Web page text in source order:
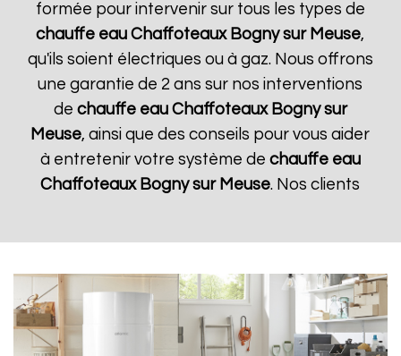
formée pour intervenir sur tous les types de
chauffe eau Chaffoteaux Bogny sur Meuse,
qu'ils soient électriques ou à gaz. Nous offrons
une garantie de 2 ans sur nos interventions
de chauffe eau Chaffoteaux Bogny sur
Meuse, ainsi que des conseils pour vous aider
à entretenir votre système de chauffe eau
Chaffoteaux Bogny sur Meuse. Nos clients